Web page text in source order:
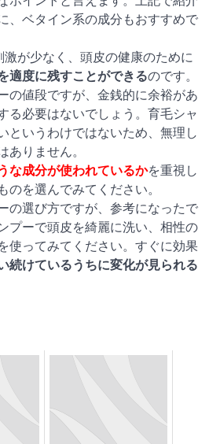
、ベタイン系の成分もおすすめで
が少なく、頭皮の健康のために
適度に残すことができるのです。
の値段ですが、金銭的に余裕があ
る必要はないでしょう。育毛シャ
というわけではないため、無理し
ありません。
な成分が使われているかを重視し
のを選んでみてください。
の選び方ですが、参考になったで
プーで頭皮を綺麗に洗い、相性の
使ってみてください。すぐに効果
続けているうちに変化が見られる